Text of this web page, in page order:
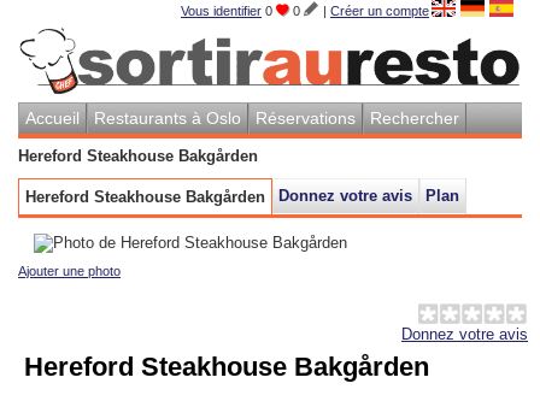
Vous identifier 0 0 | Créer un compte
Accueil Restaurants à Oslo Réservations Rechercher
Hereford Steakhouse Bakgården
Hereford Steakhouse Bakgården Donnez votre avis Plan
Ajouter une photo
Donnez votre avis
Hereford Steakhouse Bakgården